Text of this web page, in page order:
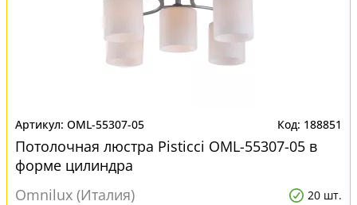
OML-55307-05 188851
Потолочная люстра Pisticci OML-55307-05 в
форме цилиндра
Omnilux (Италия)
20 шт.